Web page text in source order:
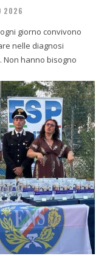
2026
giorno convivono
nelle diagnosi
Non hanno bisogno